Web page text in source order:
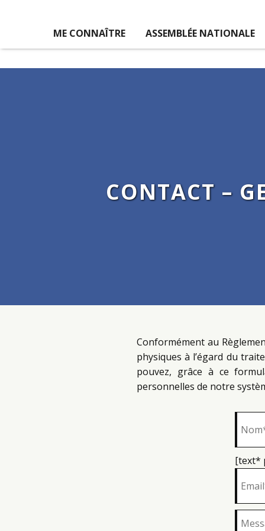
ME CONNAÎTRE
ASSEMBLÉE NATIONALE
CONTACT –
Conformément au
physiques à l’égard du
pouvez, grâce à ce
personnelles de notre
[text*